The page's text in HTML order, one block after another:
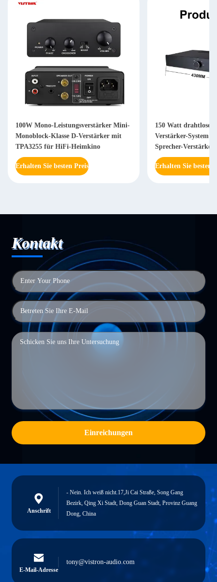
100W Mono-Leistungsverstärker Mini-
Monoblock-Klasse D-Verstärker mit
TPA3255 für HiFi-Heimkino
Erhalten Sie besten Preis
150 Watt drahtloses
Verstärker-System
Sprecher-Verstärker
Erhalten Sie besten
Kontakt
Einreichungen
Anschrift
- Nein. Ich weiß nicht.17,Ji Cai Straße, Song Gang
Bezirk, Qing Xi Stadt, Dong Guan Stadt, Provinz Guang
Dong, China
E-Mail-Adresse
tony@vistron-audio.com